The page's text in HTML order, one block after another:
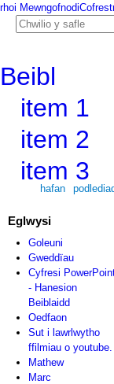
rhoi Mewngofnodi
Ffurf chwiliad
Chwilio y safle
Beibl
item 1
item 2
item 3
hafan
Eglwysi
Goleuni
Gweddïau
Cyfresi
- Hanesion
Beiblaidd
Oedfaon
Sut i lawrlwytho
ffilmiau o youtube.
Mathew
Marc